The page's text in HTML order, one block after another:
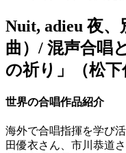
Nuit, adieu 夜
曲）/ 混声合唱
の祈り」（松下
世界の合唱作品紹介
海外で合唱指揮を学び
田優衣さん、市川恭道